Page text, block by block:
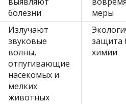
болезни
меры
Излучают
звуковые
волны,
отпугивающие
насекомых и
мелких
животных
защита
химии